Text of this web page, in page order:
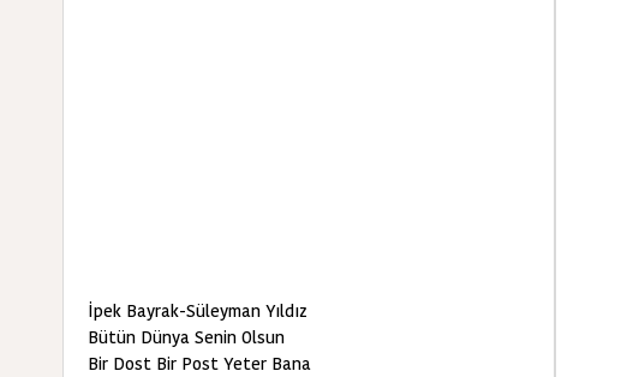
İpek Bayrak-Süleyman Yıldız
Bütün Dünya Senin Olsun
Bir Dost Bir Post Yeter Bana